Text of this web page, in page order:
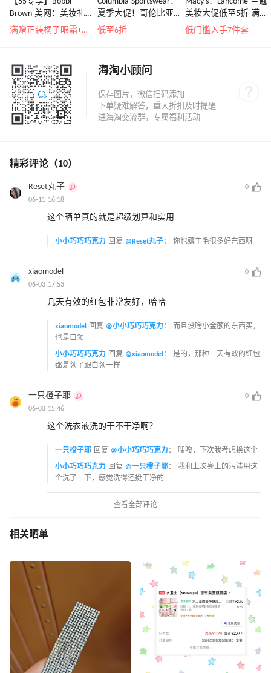
Brown 美网：美妆礼
遇！满$150立省$50
满赠正装橘子眼霜+精华唇蜜等好礼
夏季大促！哥伦比亚
运动热卖
低至6折
美妆大促低至5折 满赠
三重好礼
低门槛入手7件套
海淘小顾问
精彩评论（10）
Reset丸子
0
06-11 16:18
这个晒单真的就是超级划算和实用
小小巧巧巧克力 回复 @Reset丸子： 你也薅羊毛很多好东西呀
xiaomodel
0
06-03 17:53
几天有效的红包非常友好，哈哈
xiaomodel 回复 @小小巧巧巧克力 ： 而且没啥小金额的东西买，
也是白领
小小巧巧巧克力 回复 @xiaomodel ： 是的，那种一天有效的红包
都是领了跟白领一样
一只橙子耶
0
06-03 15:46
这个洗衣液洗的干不干净啊？
一只橙子耶 回复 @小小巧巧巧克力 ： 嗖嘎，下次我考虑换这个
小小巧巧巧克力 回复 @一只橙子耶： 我和上次身上的污渍用这
个洗了一下，感觉洗得还挺干净的
查看全部评论
相关晒单